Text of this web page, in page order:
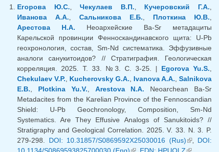
Егорова Ю.С.,Чекулаев В.П., Кучеровский Г.А.,
Иванова А.А., Сальникова Е.Б., Плоткина Ю.В.,
Арестова Н.А. Неоархейские Ba-Sr метадациты
Карельской провинции Фенноскандинавского щита: U-Pb
геохронология, состав, Sm-Nd систематика. Эффузивные
аналоги санукитоидов? // Стратиграфия. Геологическая
корреляция. 2025. Т. 33. №3. C. 3-25. | Egorova Yu.S.,
Chekulaev V.P., Kucherovsky G.A., Ivanova A.A., Salnikova
E.B., Plotkina Yu.V., Arestova N.A. Neoarchean Ba-Sr
Metadacites from the Karelian Province of the Fennoscandian
Shield: U-Pb Geochronology, Composition, Sm-Nd
Systematics. Are They Effusive Analogs of Sanukitoids? //
Stratigraphy and Geological Correlation. 2025. V. 33. N. 3. P.
279-298. DOI: 10.31857/S0869592X25030016 (Rus)(внешняя
, DOI: